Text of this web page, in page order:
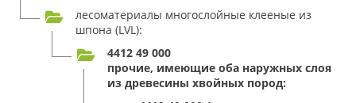
лесоматериалы многослойные клееные из
шпона (LVL):
4412 49 000
прочие, имеющие оба наружных слоя
из древесины хвойных пород: